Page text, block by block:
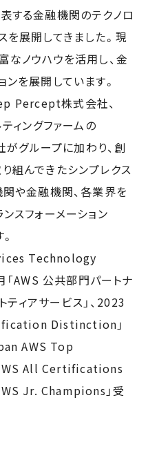
する金融機関のテクノロ
を展開してきました。現
なノウハウを活用し、金
を展開しています。
Percept株式会社、
ィングファームの
グループに加わり、創
組んできたシンプレクス
関や金融機関、各業界を
スフォーメーション
Technology
AWS 公共部門パートナ
ティアサービス」、2023
Distinction」
AWS Top
All Certifications
Jr. Champions」受